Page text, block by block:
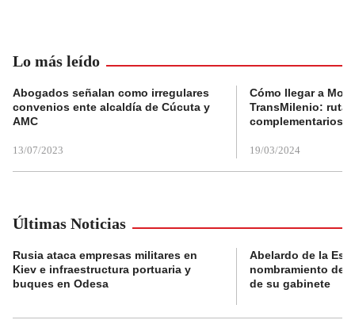
Lo más leído
Abogados señalan como irregulares
convenios ente alcaldía de Cúcuta y
AMC
13/07/2023
Cómo llegar a
TransMilenio:
complementarios
19/03/2024
Últimas Noticias
Rusia ataca empresas militares en
Kiev e infraestructura portuaria y
buques en Odesa
Abelardo de la
nombramiento de
de su gabinete